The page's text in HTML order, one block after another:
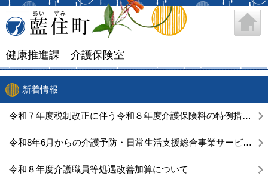
藍住町
健康推進課 介護保険室
新着情報
令和７年度税制改正に伴う令和８年度介護保険料の特例措置について
令和8年6月からの介護予防・日常生活支援総合事業サービスコード表等について
令和８年度介護職員等処遇改善加算について